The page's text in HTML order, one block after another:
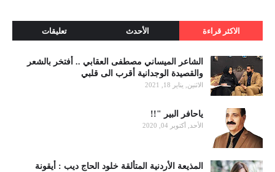
الاكثر قراءة الأحدث تعليقات
الشاعر الميساني مصطفى العقابي .. أفتخر بالشعر
والقصيدة الوجدانية أقرب الى قلبي
الاثنين, يناير 18, 2021
ياحافر البير "!!
الأحد, أكتوبر 04, 2020
المذيعة الأردنية المتألقة خلود الحاج ديب : أيقونة